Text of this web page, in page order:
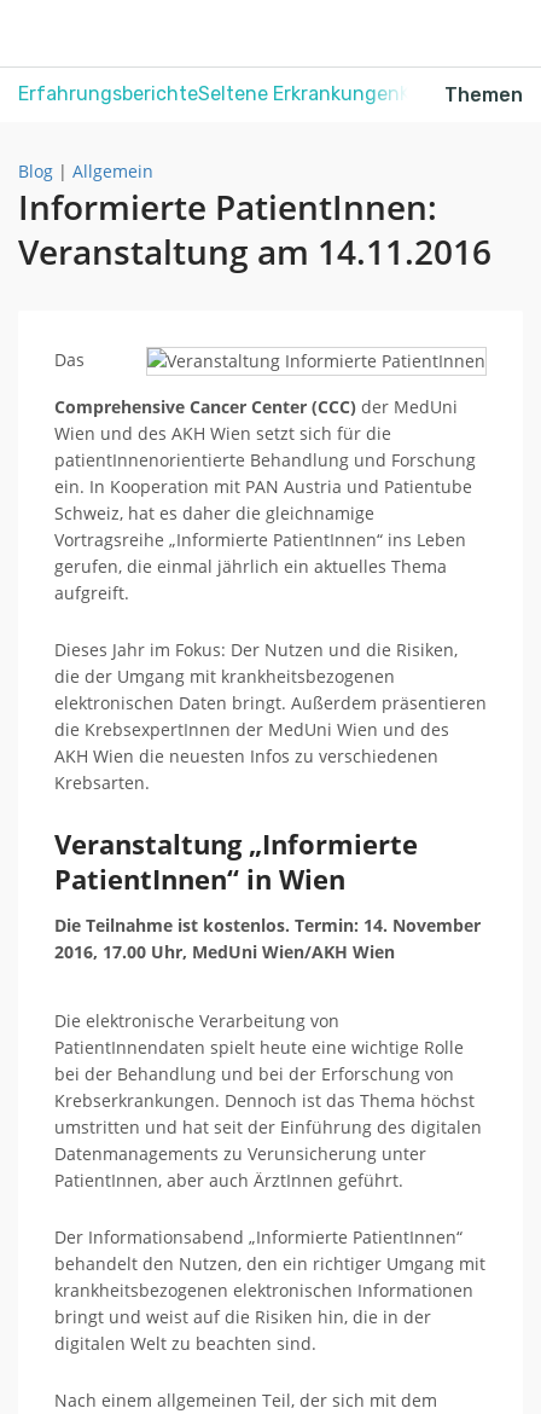
ErfahrungsberichteSeltene ErkrankungenKrebsThemen
Blog | Allgemein
Informierte PatientInnen:
Veranstaltung am 14.11.2016
Das
Comprehensive Cancer Center (CCC) der MedUni
Wien und des AKH Wien setzt sich für die
patientInnenorientierte Behandlung und Forschung
ein. In Kooperation mit PAN Austria und Patientube
Schweiz, hat es daher die gleichnamige
Vortragsreihe „Informierte PatientInnen“ ins Leben
gerufen, die einmal jährlich ein aktuelles Thema
aufgreift.
Dieses Jahr im Fokus: Der Nutzen und die Risiken,
die der Umgang mit krankheitsbezogenen
elektronischen Daten bringt. Außerdem präsentieren
die KrebsexpertInnen der MedUni Wien und des
AKH Wien die neuesten Infos zu verschiedenen
Krebsarten.
Veranstaltung „Informierte
PatientInnen“ in Wien
Die Teilnahme ist kostenlos. Termin: 14. November
2016, 17.00 Uhr, MedUni Wien/AKH Wien
Die elektronische Verarbeitung von
PatientInnendaten spielt heute eine wichtige Rolle
bei der Behandlung und bei der Erforschung von
Krebserkrankungen. Dennoch ist das Thema höchst
umstritten und hat seit der Einführung des digitalen
Datenmanagements zu Verunsicherung unter
PatientInnen, aber auch ÄrztInnen geführt.
Der Informationsabend „Informierte PatientInnen“
behandelt den Nutzen, den ein richtiger Umgang mit
krankheitsbezogenen elektronischen Informationen
bringt und weist auf die Risiken hin, die in der
digitalen Welt zu beachten sind.
Nach einem allgemeinen Teil, der sich mit dem